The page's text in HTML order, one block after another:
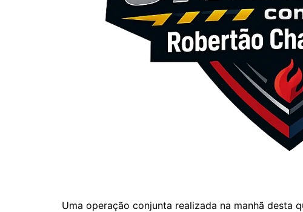
Uma operação conjunta realizada na manhã